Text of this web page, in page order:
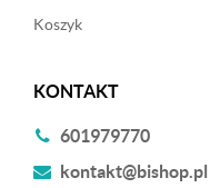
Koszyk
KONTAKT
601979770
kontakt@bishop.pl